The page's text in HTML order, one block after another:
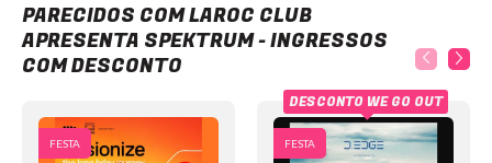
PARECIDOS COM LAROC CLUB
APRESENTA SPEKTRUM - INGRESSOS
COM DESCONTO
FESTA FESTA
DESCONTO WE GO OUT